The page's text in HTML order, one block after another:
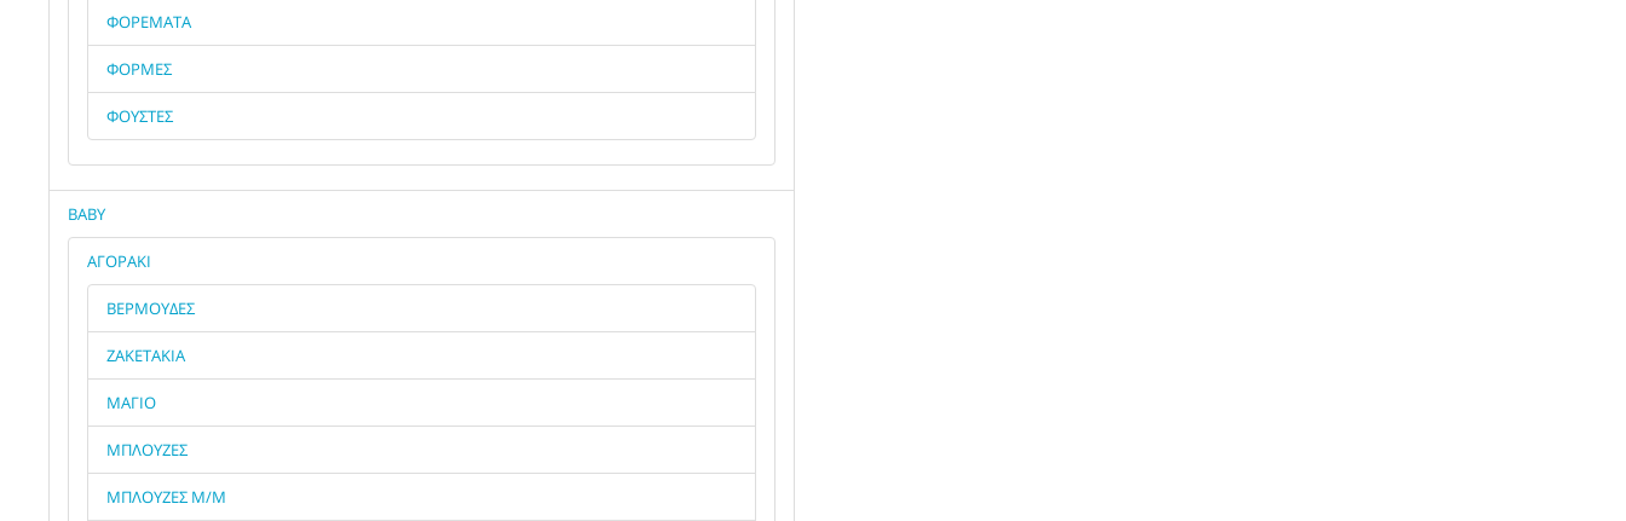
ΦΟΡΕΜΑΤΑ
ΦΟΡΜΕΣ
ΦΟΥΣΤΕΣ
BABY
ΑΓΟΡΑΚΙ
ΒΕΡΜΟΥΔΕΣ
ΖΑΚΕΤΑΚΙΑ
ΜΑΓΙΟ
ΜΠΛΟΥΖΕΣ
ΜΠΛΟΥΖΕΣ Μ/Μ